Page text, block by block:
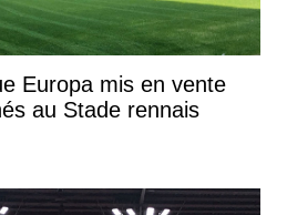
Europa mis en vente
au Stade rennais